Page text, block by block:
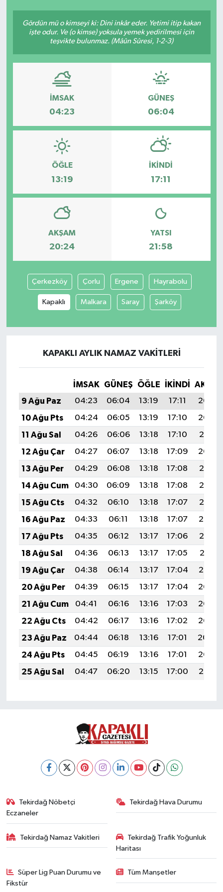
Gördün mü o kimseyi ki: Dini inkâr eder. Yetimi itip kakan
işte odur. Ve (o kimse) yoksula yemek yedirilmesi için
teşvikte bulunmaz. (Mâûn Sûresi, 1-2-3)
İMSAK
04:23
GÜNEŞ
06:04
ÖĞLE
13:19
İKINDI
17:11
AKŞAM
20:24
YATSI
21:58
Çerkezköy Çorlu Ergene Hayrabolu
Kapaklı Malkara Saray Şarköy
KAPAKLI AYLIK NAMAZ VAKITLERI
İMSAK GÜNEŞ ÖĞLE İKINDI
9 Ağu Paz
04:23 06:04 13:19 17:11
20:24
10 Ağu Pts
04:24 06:05 13:19 17:10
20:22
11 Ağu Sal
04:26 06:06 13:18 17:10
20:21
12 Ağu Çar
04:27 06:07 13:18 17:09
20:20
13 Ağu Per
04:29 06:08 13:18 17:08
20:18
14 Ağu Cum
04:30 06:09 13:18 17:08
20:17
15 Ağu Cts
04:32 06:10 13:18 17:07
20:15
16 Ağu Paz
04:33 06:11 13:18 17:07
20:14
17 Ağu Pts
04:35 06:12 13:17 17:06
20:13
18 Ağu Sal
04:36 06:13 13:17 17:05
20:11
19 Ağu Çar
04:38 06:14 13:17 17:04
20:10
20 Ağu Per
04:39 06:15 13:17 17:04
20:08
21 Ağu Cum
04:41 06:16 13:16 17:03
20:07
22 Ağu Cts
04:42 06:17 13:16 17:02
20:05
23 Ağu Paz
04:44 06:18 13:16 17:01
20:04
24 Ağu Pts
04:45 06:19 13:16 17:01
20:02
25 Ağu Sal
04:47 06:20 13:15 17:00 20:01
Tekirdağ Nöbetçi
Eczaneler
Tekirdağ Hava Durumu
Tekirdağ Namaz Vakitleri
Tekirdağ Trafik Yoğunluk
Haritası
Süper Lig Puan Durumu ve
Fikstür
Tüm Manşetler
Sağlık
Yaşam